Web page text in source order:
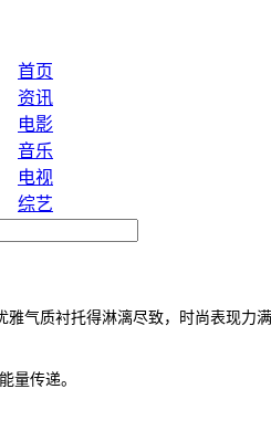
首页
资讯
电影
音乐
电视
综艺
雅气质衬托得淋漓尽致，时尚表现力
量传递。